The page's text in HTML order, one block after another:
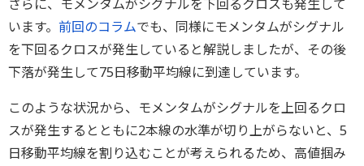
さらに、モメンタムがシグナルを下回るクロスも発生して
います。 前回のコラムでも、同様にモメンタムがシグナル
を下回るクロスが発生していると解説しましたが、その後
下落が発生して75日移動平均線に到達しています。
このような状況から、モメンタムがシグナルを上回るクロ
スが発生するとともに2本線の水準が切り上がらないと、5
日移動平均線を割り込むことが考えられるため、高値掴み